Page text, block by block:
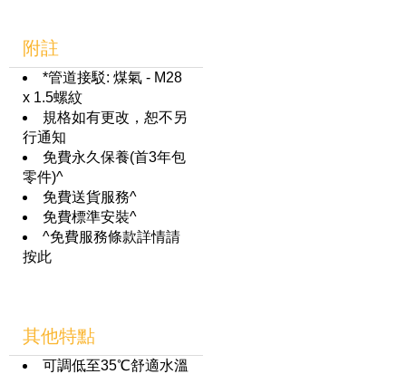
附註
*管道接駁: 煤氣 - M28
x 1.5螺紋
規格如有更改，恕不另
行通知
免費永久保養(首3年包
零件)^
免費送貨服務^
免費標準安裝^
^免費服務條款詳情請
按此
其他特點
可調低至35℃舒適水溫